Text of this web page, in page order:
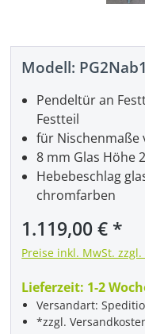
Modell:
Regulärer Preis:
1.119,00 €
Preise inkl. MwSt.
Lieferzeit: 1-2
Versandart:
*zzgl.
Pendeltür an
Festteil
für Nischenmaße
8 mm Glas Höhe
Hebebeschlag
chromfarben